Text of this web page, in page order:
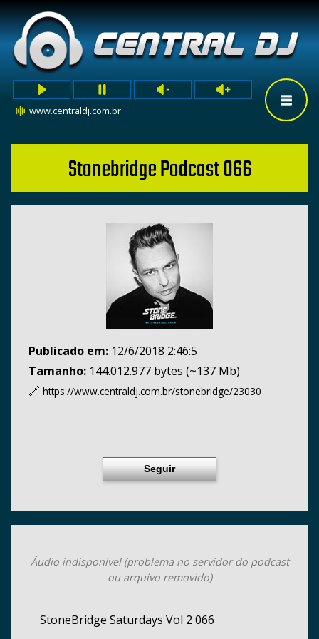
www.centraldj.com.br
Stonebridge Podcast 066
Publicado em: 12/6/2018 2:46:5
Tamanho: 144.012.977 bytes (~137 Mb)
🔗 https://www.centraldj.com.br/stonebridge/23030
Seguir
Áudio indisponível (problema no servidor do podcast
ou arquivo removido)
StoneBridge Saturdays Vol 2 066